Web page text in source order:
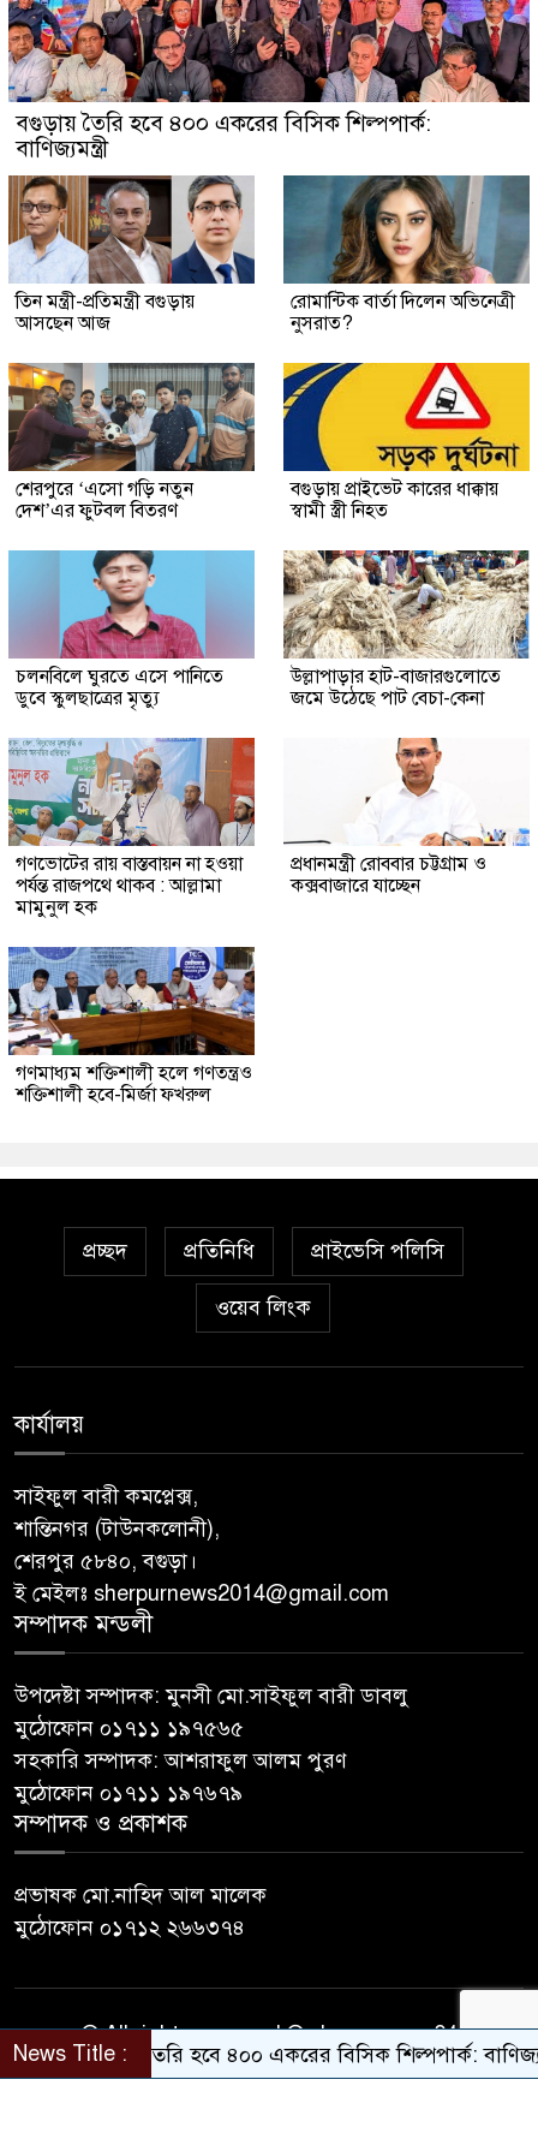
বগুড়ায় তৈরি হবে ৪০০ একরের বিসিক শিল্পপার্ক:
বাণিজ্যমন্ত্রী
তিন মন্ত্রী-প্রতিমন্ত্রী বগুড়ায়
আসছেন আজ
রোমান্টিক বার্তা দিলেন অভিনেত্রী
নুসরাত?
শেরপুরে ‘এসো গড়ি নতুন
দেশ’এর ফুটবল বিতরণ
বগুড়ায় প্রাইভেট কারের ধাক্কায়
স্বামী স্ত্রী নিহত
চলনবিলে ঘুরতে এসে পানিতে
ডুবে স্কুলছাত্রের মৃত্যু
উল্লাপাড়ার হাট-বাজারগুলোতে
জমে উঠেছে পাট বেচা-কেনা
গণভোটের রায় বাস্তবায়ন না হওয়া
পর্যন্ত রাজপথে থাকব : আল্লামা
মামুনুল হক
প্রধানমন্ত্রী রোববার চট্টগ্রাম ও
কক্সবাজারে যাচ্ছেন
গণমাধ্যম শক্তিশালী হলে গণতন্ত্রও
শক্তিশালী হবে-মির্জা ফখরুল
প্রচ্ছদ প্রতিনিধি প্রাইভেসি পলিসি
ওয়েব লিংক
কার্যালয়
সাইফুল বারী কমপ্লেক্স,
শান্তিনগর (টাউনকলোনী),
শেরপুর ৫৮৪০, বগুড়া।
ই মেইলঃ sherpurnews2014@gmail.com
সম্পাদক মন্ডলী
উপদেষ্টা সম্পাদক: মুনসী মো.সাইফুল বারী ডাবলু
মুঠোফোন ০১৭১১ ১৯৭৫৬৫
সহকারি সম্পাদক: আশরাফুল আলম পুরণ
মুঠোফোন ০১৭১১ ১৯৭৬৭৯
সম্পাদক ও প্রকাশক
প্রভাষক মো.নাহিদ আল মালেক
মুঠোফোন ০১৭১২ ২৬৬৩৭৪
© All rights reserved © sherpurnews24
Developer Contact
News Title :
বগুড়ায় তৈরি হবে ৪০০ একরের বিসিক শিল্পপার্ক: বাণিজ্যমন্ত্রী